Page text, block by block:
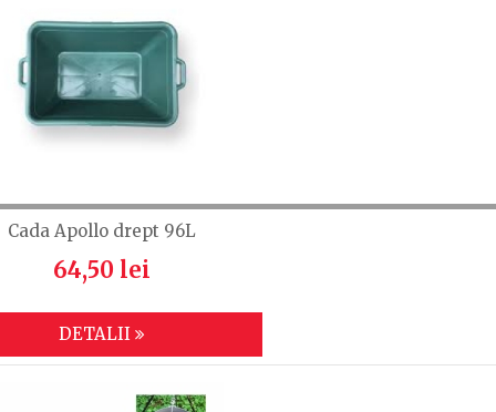
Cada Apollo drept 96L
64,50 lei
DETALII